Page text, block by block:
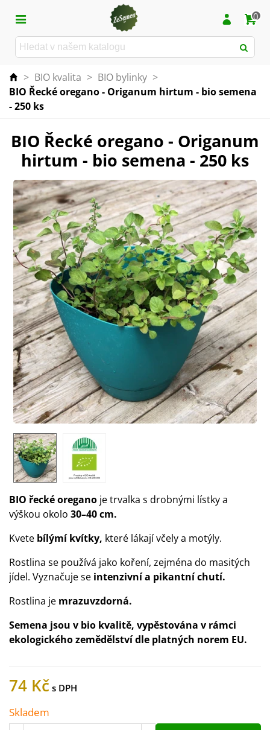
0
> BIO kvalita > BIO bylinky >
BIO Řecké oregano - Origanum hirtum - bio semena
- 250 ks
BIO Řecké oregano - Origanum
hirtum - bio semena - 250 ks
BIO řecké oregano je trvalka s drobnými lístky a
výškou okolo 30–40 cm.
Kvete bílýmí kvítky, které lákají včely a motýly.
Rostlina se používá jako koření, zejména do masitých
jídel. Vyznačuje se intenzivní a pikantní chutí.
Rostlina je mrazuvzdorná.
Semena jsou v bio kvalitě, vypěstována v rámci
ekologického zemědělství dle platných norem EU.
74 Kč
Skladem